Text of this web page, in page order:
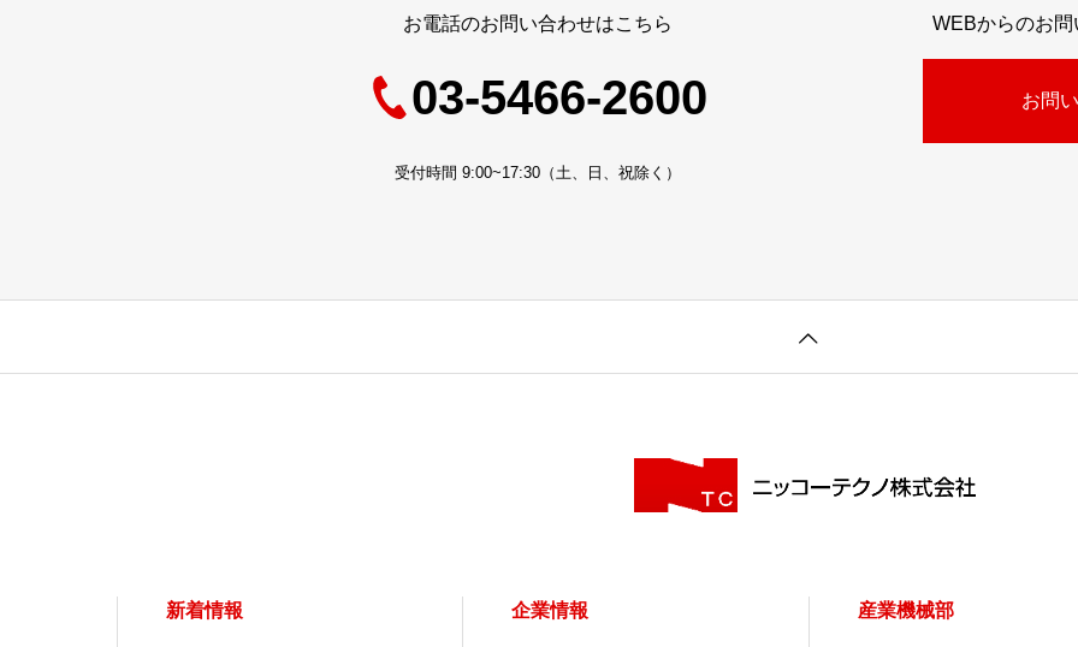
お電話のお問い合わせはこちら
03-5466-2600
受付時間 9:00~17:30（土、日、祝除く）
WEBからのお
お問
新着情報 企業情報 産業機械部